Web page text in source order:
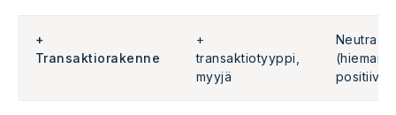
+
Transaktiorakenne
+
transaktiotyyppi,
myyjä
Neutraali
(hieman